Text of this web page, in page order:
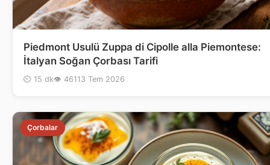
Piedmont Usulü Zuppa di Cipolle alla Piemontese:
İtalyan Soğan Çorbası Tarifi
⏲ 15 dk👁 46113 Tem 2026
Çorbalar